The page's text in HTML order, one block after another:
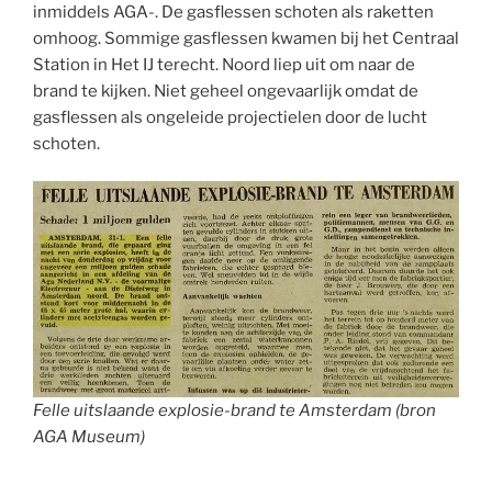
inmiddels AGA-. De gasflessen schoten als raketten
omhoog. Sommige gasflessen kwamen bij het Centraal
Station in Het IJ terecht. Noord liep uit om naar de
brand te kijken. Niet geheel ongevaarlijk omdat de
gasflessen als ongeleide projectielen door de lucht
schoten.
Felle uitslaande explosie-brand te Amsterdam (bron
AGA Museum)